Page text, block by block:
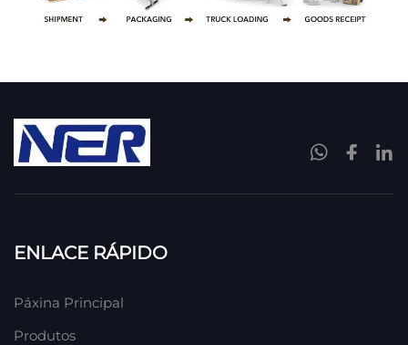
ENLACE RÁPIDO
Páxina Principal
Produtos